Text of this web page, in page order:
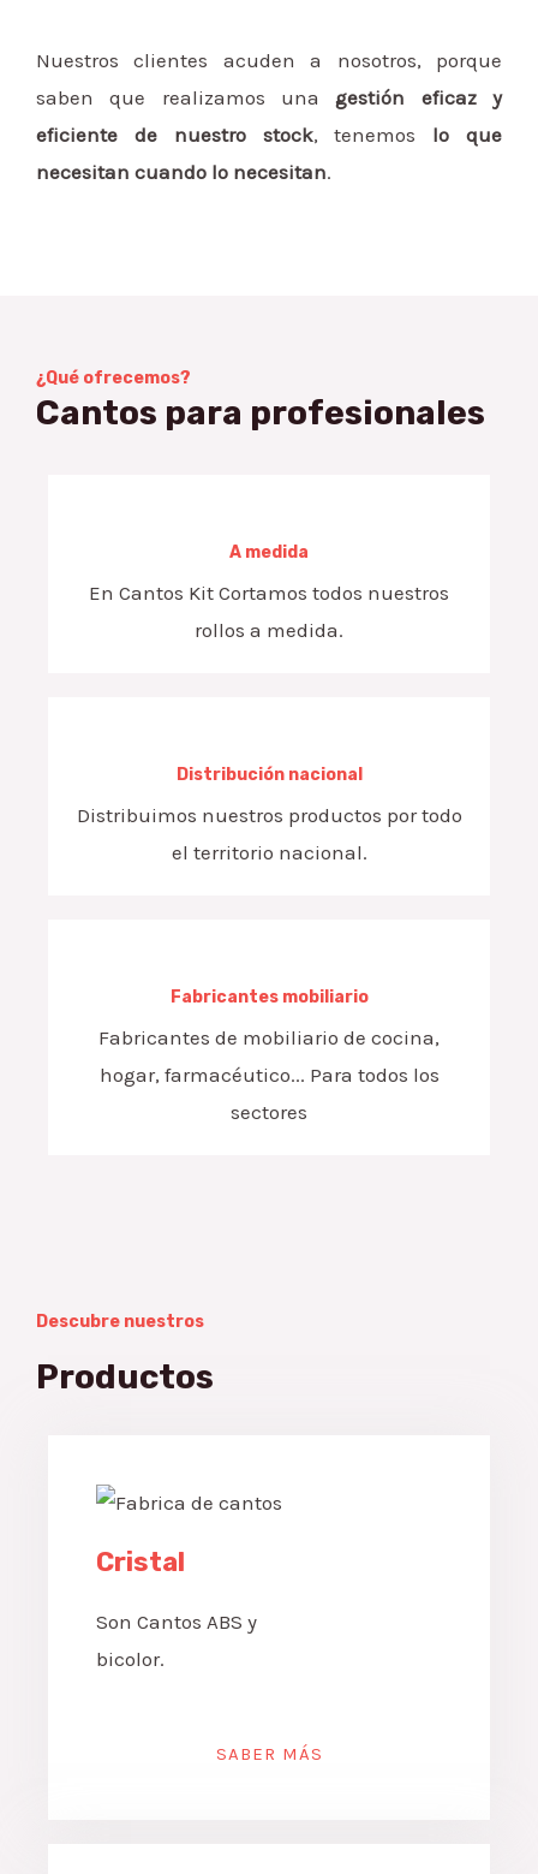
Nuestros clientes acuden a nosotros, porque
saben que realizamos unagestión eficaz y
eficiente de nuestro stock, tenemos lo que
necesitan cuando lo necesitan.
¿Qué ofrecemos?
Cantos para profesionales
A medida
En Cantos Kit Cortamos todos nuestros
rollos a medida.
Distribución nacional
Distribuimos nuestros productos por todo
el territorio nacional.
Fabricantes mobiliario
Fabricantes de mobiliario de cocina,
hogar, farmacéutico... Para todos los
sectores
Descubre nuestros
Productos
Cristal
Son Cantos ABS y
bicolor.
SABER MÁS